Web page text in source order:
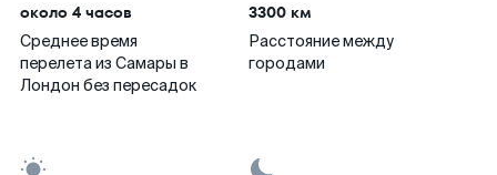
около 4 часов
Среднее время
перелета из Самары в
Лондон без пересадок
3300 км
Расстояние между
городами